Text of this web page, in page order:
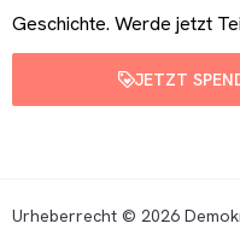
Geschichte. Werde jetzt
JETZT
Urheberrecht © 2026